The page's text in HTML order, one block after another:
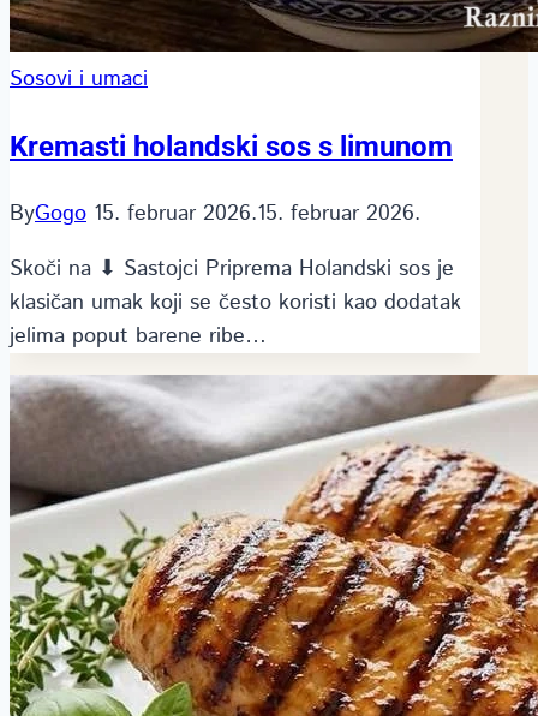
Sosovi i umaci
Kremasti holandski sos s limunom
ByGogo 15. februar 2026.15. februar 2026.
Skoči na ⬇ Sastojci Priprema Holandski sos je
klasičan umak koji se često koristi kao dodatak
jelima poput barene ribe…